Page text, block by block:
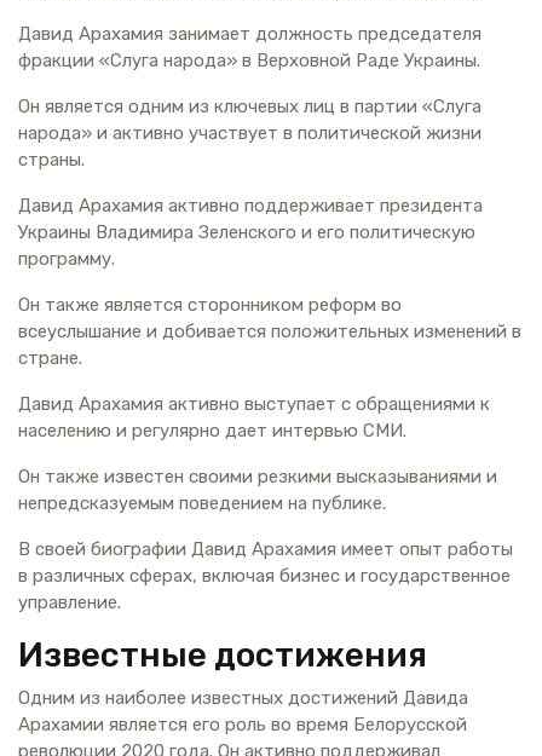
Давид Арахамия занимает должность председателя
фракции «Слуга народа» в Верховной Раде Украины.
Он является одним из ключевых лиц в партии «Слуга
народа» и активно участвует в политической жизни
страны.
Давид Арахамия активно поддерживает президента
Украины Владимира Зеленского и его политическую
программу.
Он также является сторонником реформ во
всеуслышание и добивается положительных изменений в
стране.
Давид Арахамия активно выступает с обращениями к
населению и регулярно дает интервью СМИ.
Он также известен своими резкими высказываниями и
непредсказуемым поведением на публике.
В своей биографии Давид Арахамия имеет опыт работы
в различных сферах, включая бизнес и государственное
управление.
Известные достижения
Одним из наиболее известных достижений Давида
Арахамии является его роль во время Белорусской
революции 2020 года. Он активно поддерживал